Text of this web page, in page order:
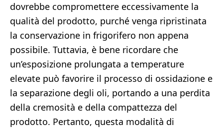
dovrebbe compromettere eccessivamente la
qualità del prodotto, purché venga ripristinata
la conservazione in frigorifero non appena
possibile. Tuttavia, è bene ricordare che
un’esposizione prolungata a temperature
elevate può favorire il processo di ossidazione e
la separazione degli oli, portando a una perdita
della cremosità e della compattezza del
prodotto. Pertanto, questa modalità di